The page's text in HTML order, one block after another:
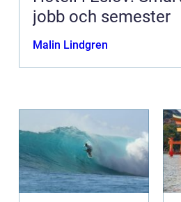
jobb och semester
Malin Lindgren